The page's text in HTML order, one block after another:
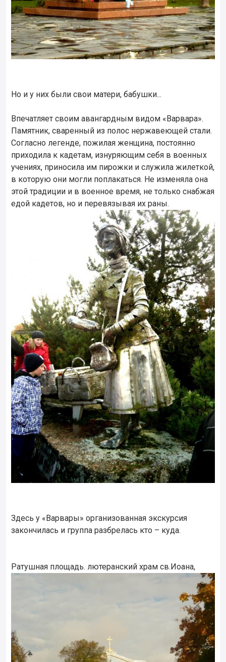
Но и у них были свои матери, бабушки...
Впечатляет своим авангардным видом «Варвара».
Памятник, сваренный из полос нержавеющей стали.
Согласно легенде, пожилая женщина, постоянно
приходила к кадетам, изнуряющим себя в военных
учениях, приносила им пирожки и служила жилеткой,
в которую они могли поплакаться. Не изменяла она
этой традиции и в военное время, не только снабжая
едой кадетов, но и перевязывая их раны.
Здесь у «Варвары» организованная экскурсия
закончилась и группа разбрелась кто – куда.
Ратушная площадь. лютеранский храм св.Иоана,